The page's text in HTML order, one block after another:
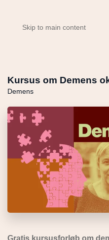
Skip to main content
Kursus om Demens
Demens